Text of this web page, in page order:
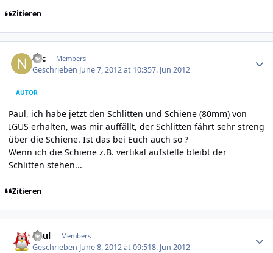
Zitieren
Nic Members
Geschrieben June 7, 2012 at 10:357. Jun 2012
AUTOR
Paul, ich habe jetzt den Schlitten und Schiene (80mm) von
IGUS erhalten, was mir auffällt, der Schlitten fährt sehr streng
über die Schiene. Ist das bei Euch auch so ?
Wenn ich die Schiene z.B. vertikal aufstelle bleibt der
Schlitten stehen...
Zitieren
Paul Members
Geschrieben June 8, 2012 at 09:518. Jun 2012